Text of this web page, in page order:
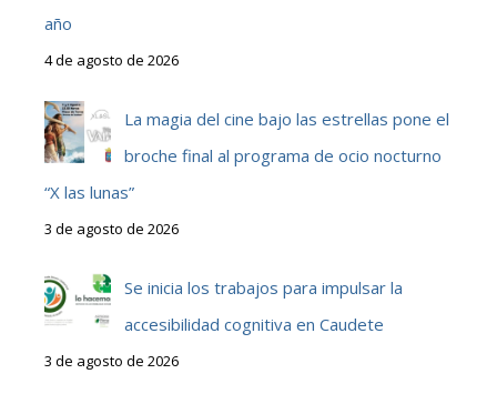
año
4 de agosto de 2026
La magia del cine bajo las estrellas pone el
broche final al programa de ocio nocturno
“X las lunas”
3 de agosto de 2026
Se inicia los trabajos para impulsar la
accesibilidad cognitiva en Caudete
3 de agosto de 2026